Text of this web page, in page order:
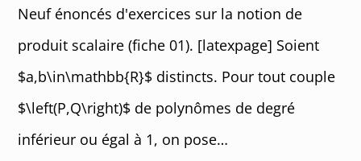
Neuf énoncés d'exercices sur la notion de
produit scalaire (fiche 01). [latexpage] Soient
$a,b\in\mathbb{R}$ distincts. Pour tout couple
$\left(P,Q\right)$ de polynômes de degré
inférieur ou égal à 1, on pose…